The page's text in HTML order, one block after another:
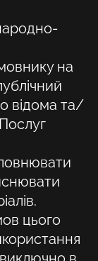
на
відома та/
цього